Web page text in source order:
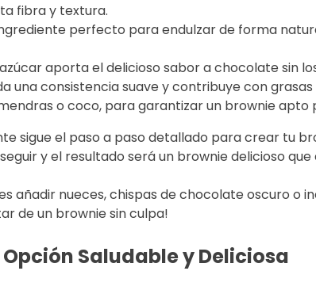
fibra y textura.
perfecto para endulzar de forma
aporta el delicioso sabor a chocolate sin
una consistencia suave y contribuye con grasas
o coco, para garantizar un brownie apto
sigue el paso a paso detallado para crear tu
y el resultado será un brownie delicioso
añadir nueces, chispas de chocolate oscuro o
de un brownie sin culpa!
Saludable y Deliciosa